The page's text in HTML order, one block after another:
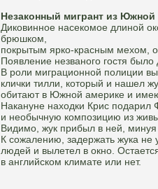
Незаконный мигрант из
Диковинное насекомое длиной
брюшком,
покрытым ярко-красным мехом,
Появление незваного гостя
В роли миграционной полиции
клички тилли, который и нашел
обитают в Южной америке и
Накануне находки Крис
и необычную композицию из
Видимо, жук прибыл в ней,
К сожалению, задержать жука не
людей и вылетел в окно.
в английском климате или нет.